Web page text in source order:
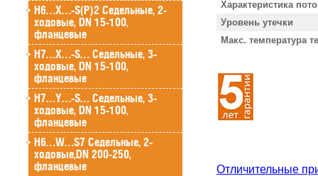
H6…X…-S(P)2 Седельные, 2-
ходовые, DN 15-100,
фланцевые
H7…X…-S… Седельные, 3-
ходовые, DN 15-100,
фланцевые
H7…Y…-S… Седельные, 3-
ходовые, DN 15-100,
фланцевые
H6…W…S7 Седельные, 2-
ходовые,DN 200-250,
фланцевые
Характеристика
Уровень утечки
Макс. температура
Отличительные